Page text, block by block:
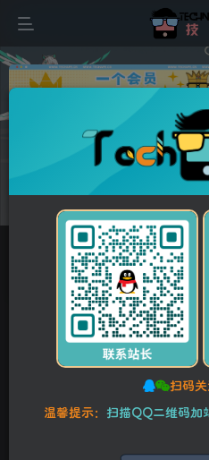
广告
绿色灯具照明pbootcms响应
网站源码
网站源码 PbootCMS
绿色灯具照明pbootcms响应式网站
此内容为付费资源，请付费后查看
Y币
扫码
温馨提示： 扫描QQ二维码加